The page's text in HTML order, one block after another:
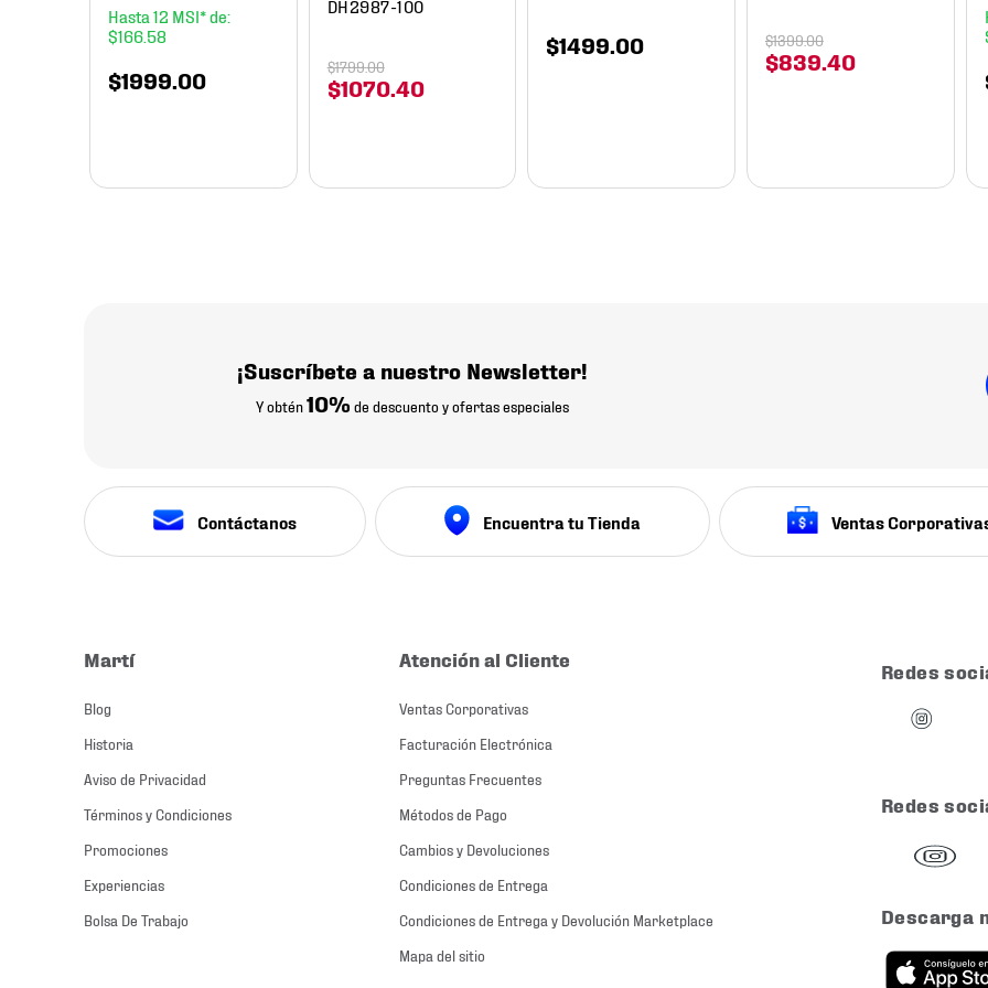
12
$166. 58
$1999 00
DH2987-100
$1070. 40
$1799.00
$1499 00
$839 40
$1399.00
¡Suscríbete a nuestro Newsletter!
Y obtén10% de descuento y ofertas especiales
Contáctanos Encuentra tu Tienda Ventas
Martí
Blog
Historia
Aviso de Privacidad
Términos y Condiciones
Promociones
Experiencias
Bolsa De Trabajo
Atención al Cliente
Ventas Corporativas
Facturación Electrónica
Preguntas Frecuentes
Métodos de Pago
Cambios y Devoluciones
Condiciones de Entrega
Condiciones de Entrega y Devolución Marketplace
Mapa del sitio
Redes
Redes
Descarga